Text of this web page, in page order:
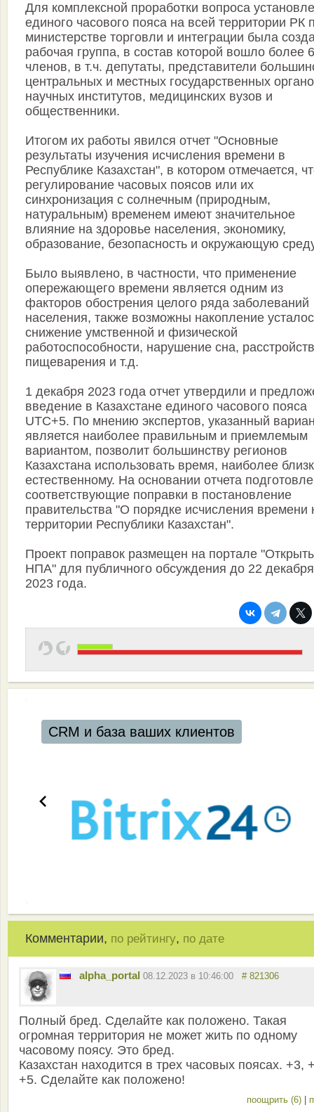
Для комплексной проработки вопроса
единого часового пояса на всей территории РК
министерстве торговли и интеграции была
рабочая группа, в состав которой вошло более
членов, в т.ч. депутаты, представители
центральных и местных государственных
научных институтов, медицинских вузов и
общественники.
Итогом их работы явился отчет "Основные
результаты изучения исчисления времени в
Республике Казахстан", в котором отмечается,
регулирование часовых поясов или их
синхронизация с солнечным (природным,
натуральным) временем имеют значительное
влияние на здоровье населения, экономику,
образование, безопасность и окружающую
Было выявлено, в частности, что применение
опережающего времени является одним из
факторов обострения целого ряда заболеваний
населения, также возможны накопление
снижение умственной и физической
работоспособности, нарушение сна,
пищеварения и т.д.
1 декабря 2023 года отчет утвердили и
введение в Казахстане единого часового пояса
UTC+5. По мнению экспертов, указанный
является наиболее правильным и приемлемым
вариантом, позволит большинству регионов
Казахстана использовать время, наиболее
естественному. На основании отчета
соответствующие поправки в постановление
правительства "О порядке исчисления времени
территории Республики Казахстан".
Проект поправок размещен на портале
НПА" для публичного обсуждения до 22 декабря
2023 года.
CRM и база ваших клиентов
Комментарии, по рейтингу, по дате
alpha_portal 08.12.2023 в 10:46:00 # 821306
Полный бред. Сделайте как положено. Такая
огромная территория не может жить по одному
часовому поясу. Это бред.
Казахстан находится в трех часовых поясах. +3,
+5. Сделайте как положено!
поощрить (6)